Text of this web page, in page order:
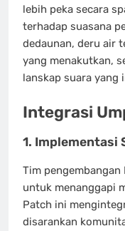
lebih peka secara
terhadap suasana
dedaunan, deru air
yang menakutkan,
lanskap suara yang
Integrasi
1. Implementasi
Tim
untuk menanggapi
Patch ini
disarankan